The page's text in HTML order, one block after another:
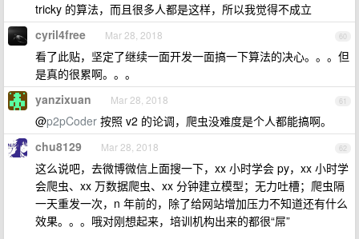
tricky 的算法，而且很多人都是这样，所以我觉得不成立
60
cyril4free Mar 28, 2018
看了此贴，坚定了继续一面开发一面搞一下算法的决心。。。但
是真的很累啊。。。
61
yanzixuan Mar 28, 2018
@p2pCoder 按照 v2 的论调，爬虫没难度是个人都能搞啊。
62
chu8129 Mar 28, 2018
这么说吧，去微博微信上面搜一下，xx 小时学会 py，xx 小时学
会爬虫、xx 万数据爬虫、xx 分钟建立模型；无力吐槽；爬虫隔
一天重发一次，n 年前的，除了给网站增加压力不知道还有什么
效果。。。哦对刚想起来，培训机构出来的都很“屌”